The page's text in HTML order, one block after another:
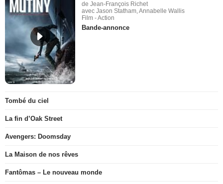
de Jean-François Richet
avec Jason Statham, Annabelle Wallis
Film - Action
Bande-annonce
Tombé du ciel
La fin d’Oak Street
Avengers: Doomsday
La Maison de nos rêves
Fantômas – Le nouveau monde